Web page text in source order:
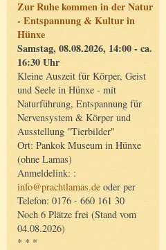
Zur Ruhe kommen in der Natur
- Entspannung & Kultur in
Hünxe
Samstag, 08.08.2026, 14:00 - ca.
16:30 Uhr
Kleine Auszeit für Körper, Geist
und Seele in Hünxe - mit
Naturführung, Entspannung für
Nervensystem & Körper und
Ausstellung "Tierbilder"
Ort: Pankok Museum in Hünxe
(ohne Lamas)
Anmeldelink: :
info@prachtlamas.de oder per
Telefon: 0176 - 660 161 30
Noch 6 Plätze frei (Stand vom
04.08.2026)
* * *